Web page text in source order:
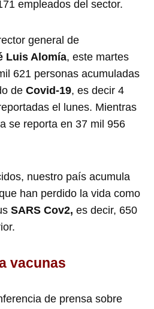
empleados del sector.
general de
Luis Alomía, este martes
621 personas acumuladas
deCovid-19, es decir 4
el lunes. Mientras
se reporta en 37 mil 956
nuestro país acumula
han perdido la vida como
SARS Cov2, es decir, 650
vacunas
de prensa sobre